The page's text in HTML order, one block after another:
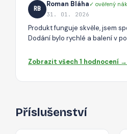
RB
Roman Bláha✓ ověřený
31. 01. 2026
Produkt funguje skvěle, jsem
Dodání bylo rychlé a balení v
Zobrazit všech 1 hodnocení →
Příslušenství